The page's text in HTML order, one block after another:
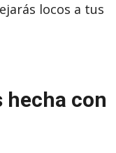
locos a tus
hecha con